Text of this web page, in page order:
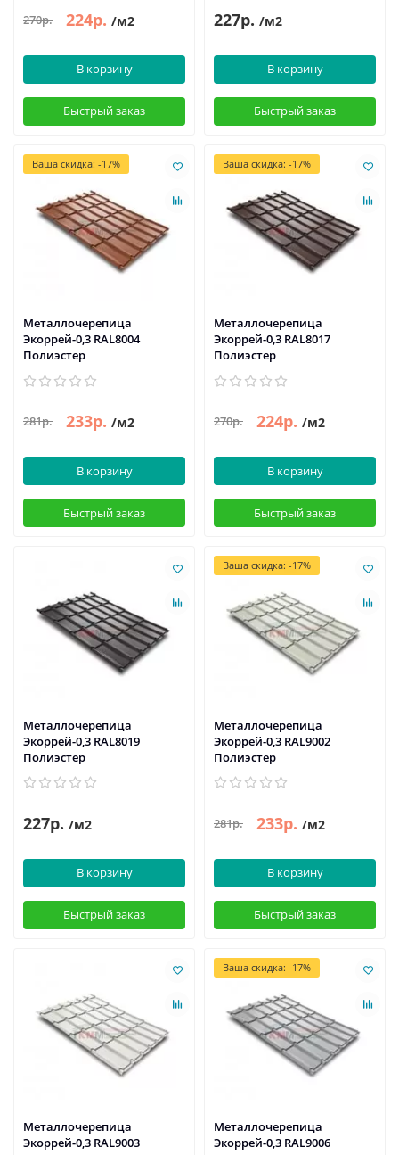
270р. 224р. /м2
В корзину
Быстрый заказ
227р. /м2
В корзину
Быстрый заказ
Ваша скидка: -17%
Металлочерепица
Экоррей-0,3 RAL8004
Полиэстер
281р. 233р. /м2
В корзину
Быстрый заказ
Ваша скидка: -17%
Металлочерепица
Экоррей-0,3 RAL8017
Полиэстер
270р. 224р. /м2
В корзину
Быстрый заказ
Металлочерепица
Экоррей-0,3 RAL8019
Полиэстер
227р. /м2
В корзину
Быстрый заказ
Ваша скидка: -17%
Металлочерепица
Экоррей-0,3 RAL9002
Полиэстер
281р. 233р. /м2
В корзину
Быстрый заказ
Металлочерепица
Экоррей-0,3 RAL9003
Ваша скидка: -17%
Металлочерепица
Экоррей-0,3 RAL9006